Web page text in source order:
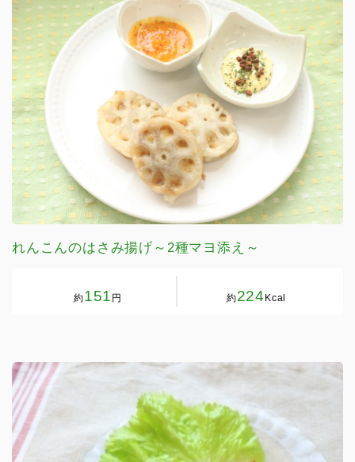
れんこんのはさみ揚げ～2種マヨ添え～
約151 円 約224 Kcal